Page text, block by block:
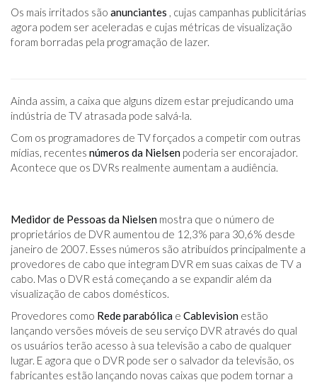
Os mais irritados são anunciantes , cujas campanhas publicitárias
agora podem ser aceleradas e cujas métricas de visualização
foram borradas pela programação de lazer.
Ainda assim, a caixa que alguns dizem estar prejudicando uma
indústria de TV atrasada pode salvá-la.
Com os programadores de TV forçados a competir com outras
mídias, recentes números da Nielsen poderia ser encorajador.
Acontece que os DVRs realmente aumentam a audiência.
Medidor de Pessoas da Nielsen mostra que o número de
proprietários de DVR aumentou de 12,3% para 30,6% desde
janeiro de 2007. Esses números são atribuídos principalmente a
provedores de cabo que integram DVR em suas caixas de TV a
cabo. Mas o DVR está começando a se expandir além da
visualização de cabos domésticos.
Provedores como Rede parabólica e Cablevision estão
lançando versões móveis de seu serviço DVR através do qual
os usuários terão acesso à sua televisão a cabo de qualquer
lugar. E agora que o DVR pode ser o salvador da televisão, os
fabricantes estão lançando novas caixas que podem tornar a